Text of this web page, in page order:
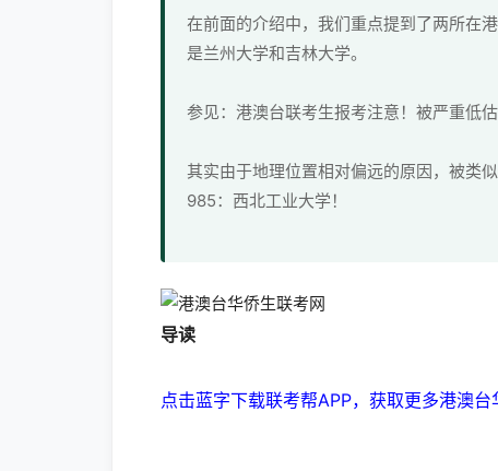
在前面的介绍中，我们重点提到了两所在
是兰州大学和吉林大学。
参见：港澳台联考生报考注意！被严重低
其实由于地理位置相对偏远的原因，被类
985：西北工业大学！
导读
点击蓝字下载联考帮APP，获取更多港澳